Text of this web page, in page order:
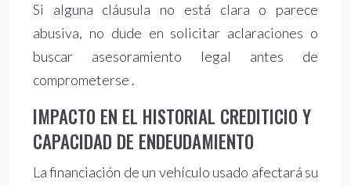
Si alguna cláusula no está clara o parece
abusiva, no dude en solicitar aclaraciones o
buscar asesoramiento legal antes de
comprometerse .
IMPACTO EN EL HISTORIAL CREDITICIO Y
CAPACIDAD DE ENDEUDAMIENTO
La financiación de un vehículo usado afectará su